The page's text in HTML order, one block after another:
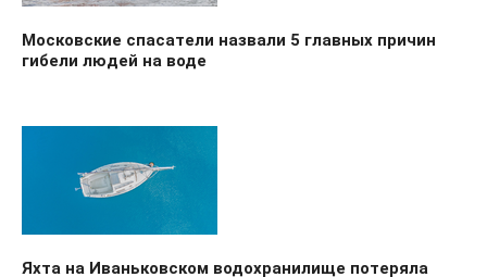
Московские спасатели назвали 5 главных причин
гибели людей на воде
Яхта на Иваньковском водохранилище потеряла